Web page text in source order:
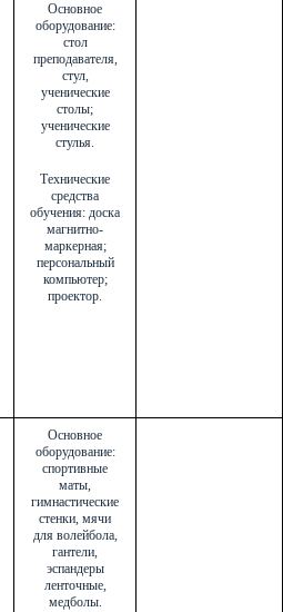
Основное
оборудование:
стол
преподавателя,
стул,
ученические
столы;
ученические
стулья.
Технические
средства
обучения: доска
магнитно-
маркерная;
персональный
компьютер;
проектор.
Основное
оборудование:
спортивные
маты,
гимнастические
стенки, мячи
для волейбола,
гантели,
эспандеры
ленточные,
медболы.